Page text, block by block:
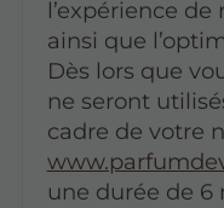
l’expérience
ainsi que
Dès lors que
ne seront
cadre de votre
une durée de